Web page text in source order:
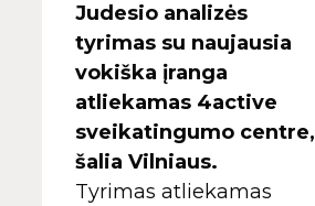
Judesio analizės
tyrimas su naujausia
vokiška įranga
atliekamas 4active
sveikatingumo centre,
šalia Vilniaus.
Tyrimas atliekamas